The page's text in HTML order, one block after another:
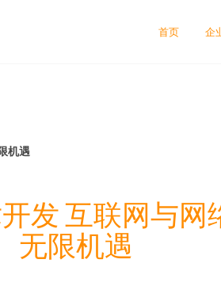
首页 企
机遇
发 互联网与网
无限机遇